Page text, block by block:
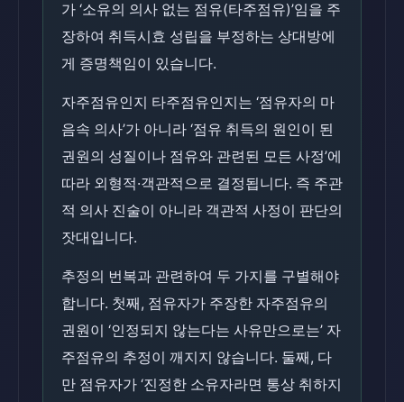
가 ‘소유의 의사 없는 점유(타주점유)’임을 주
장하여 취득시효 성립을 부정하는 상대방에
게 증명책임이 있습니다.
자주점유인지 타주점유인지는 ‘점유자의 마
음속 의사’가 아니라 ‘점유 취득의 원인이 된
권원의 성질이나 점유와 관련된 모든 사정’에
따라 외형적·객관적으로 결정됩니다. 즉 주관
적 의사 진술이 아니라 객관적 사정이 판단의
잣대입니다.
추정의 번복과 관련하여 두 가지를 구별해야
합니다. 첫째, 점유자가 주장한 자주점유의
권원이 ‘인정되지 않는다는 사유만으로는’ 자
주점유의 추정이 깨지지 않습니다. 둘째, 다
만 점유자가 ‘진정한 소유자라면 통상 취하지